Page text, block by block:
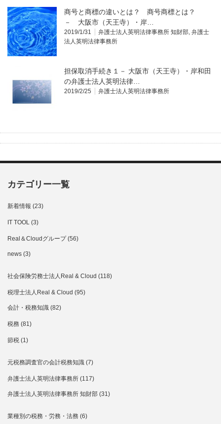
商号と商標の違いとは？ 商号商標とは？
－ 大阪市（天王寺）・岸…
2019/1/31 弁護士法人英明法律事務所 知財部 弁護士
法人英明法律事務所
担保取消手続き１－ 大阪市（天王寺）・岸和田
の弁護士法人英明法律…
2019/2/25 弁護士法人英明法律事務所
カテゴリー一覧
新着情報 (23)
IT TOOL (3)
Real＆Cloudグループ(56)
news (3)
社会保険労務士法人Real & Cloud (118)
税理士法人Real & Cloud (95)
会計・税務知識 (82)
税務 (81)
節税 (1)
元税務調査官の会計税務知識 (7)
弁護士法人英明法律事務所 (117)
弁護士法人英明法律事務所 知財部 (31)
業種別の税務・労務・法務 (6)